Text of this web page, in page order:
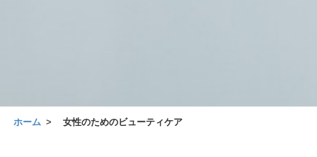
ホーム 女性のためのビューティケア